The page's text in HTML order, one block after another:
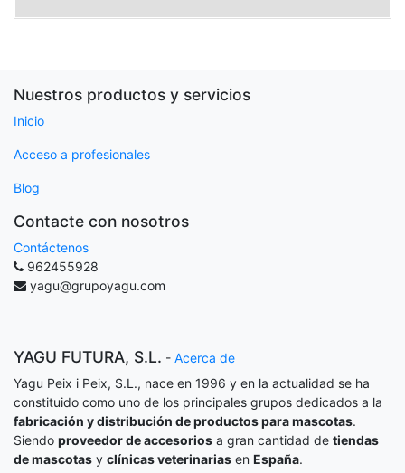
Nuestros productos y servicios
Inicio
Acceso a profesionales
Blog
Contacte con nosotros
Contáctenos
962455928
yagu@grupoyagu.com
YAGU FUTURA, S.L. - Acerca de
Yagu Peix i Peix, S.L., nace en 1996 y en la actualidad se ha
constituido como uno de los principales grupos dedicados a la
fabricación y distribución de productos para mascotas.
Siendo proveedor de accesorios a gran cantidad de tiendas
de mascotas y clínicas veterinarias en España.